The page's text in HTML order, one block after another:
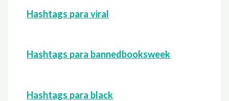
Hashtags para viral
Hashtags para bannedbooksweek
Hashtags para black